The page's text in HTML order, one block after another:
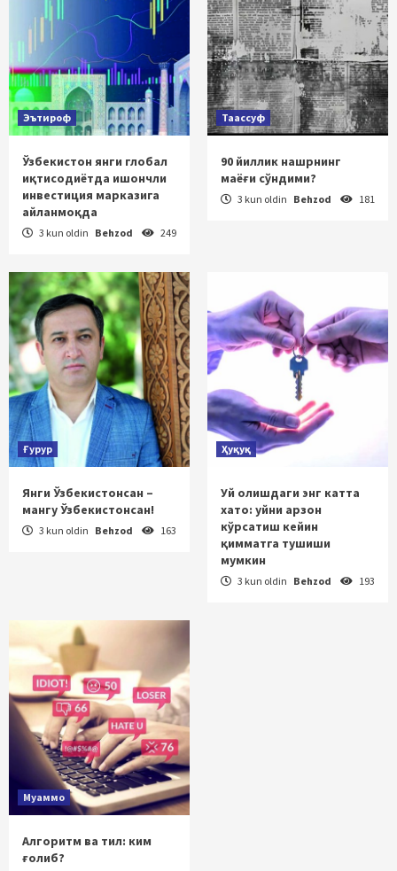
Эътироф
Ўзбекистон янги глобал
иқтисодиётда ишончли
инвестиция марказига
айланмоқда
3 kun oldin Behzod 249
Таассуф
90 йиллик нашрнинг
маёғи сўндими?
3 kun oldin Behzod 181
Ғурур
Янги Ўзбекистонсан –
мангу Ўзбекистонсан!
3 kun oldin Behzod 163
Ҳуқуқ
Уй олишдаги энг катта
хато: уйни арзон
кўрсатиш кейин
қимматга тушиши
мумкин
3 kun oldin Behzod 193
Муаммо
Алгоритм ва тил: ким
ғолиб?